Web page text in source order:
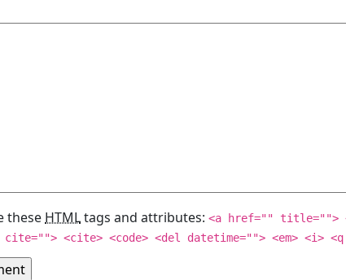
these HTMLtags and attributes: <a href="" title="">
cite=""> <cite> <code> <del datetime=""> <em> <i>